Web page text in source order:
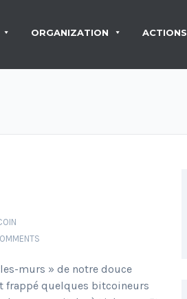
ORGANIZATION ACTIONS
murs » de notre douce
frappé quelques bitcoineurs